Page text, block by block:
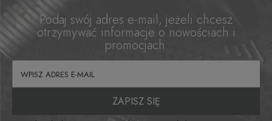
Podaj swój adres e-mail, jeżeli chcesz
otrzymywać informacje o nowościach i
promocjach.
ZAPISZ SIĘ